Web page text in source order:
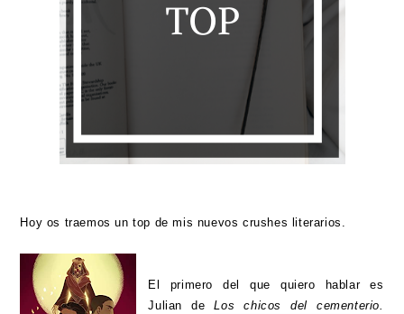
Hoy os traemos un top de mis nuevos crushes literarios.
El primero del que quiero hablar es
Julian deLos chicos del cementerio.